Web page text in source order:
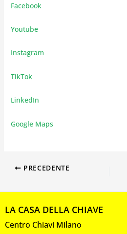
Facebook
Youtube
Instagram
TikTok
LinkedIn
Google Maps
PRECEDENTE
LA CASA DELLA CHIAVE
Centro Chiavi Milano